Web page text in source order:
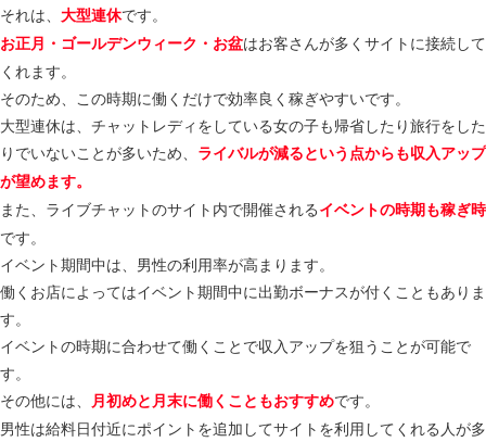
それは、 大型連休です。
お正月・ゴールデンウィーク・お盆はお客さんが多くサイトに接続して
くれます。
そのため、この時期に働くだけで効率良く稼ぎやすいです。
大型連休は、チャットレディをしている女の子も帰省したり旅行をした
りでいないことが多いため、 ライバルが減るという点からも収入アップ
が望めます。
また、ライブチャットのサイト内で開催されるイベントの時期も稼ぎ時
です。
イベント期間中は、男性の利用率が高まります。
働くお店によってはイベント期間中に出勤ボーナスが付くこともありま
す。
イベントの時期に合わせて働くことで収入アップを狙うことが可能で
す。
その他には、
月初めと月末に働くこともおすすめです。
男性は給料日付近にポイントを追加してサイトを利用してくれる人が多